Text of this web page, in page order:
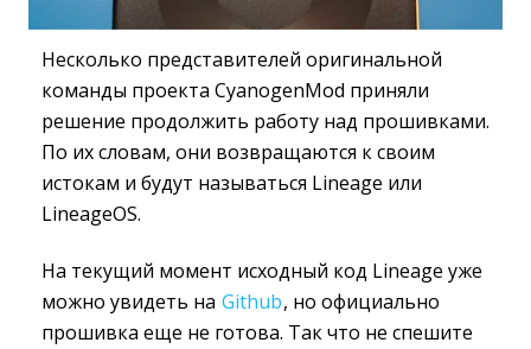
Несколько представителей оригинальной
команды проекта CyanogenMod приняли
решение продолжить работу над прошивками.
По их словам, они возвращаются к своим
истокам и будут называться Lineage или
LineageOS.
На текущий момент исходный код Lineage уже
можно увидеть на Github, но официально
прошивка еще не готова. Так что не спешите